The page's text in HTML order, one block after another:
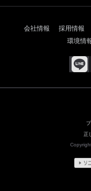
会社情報 採用情報
環境情
正